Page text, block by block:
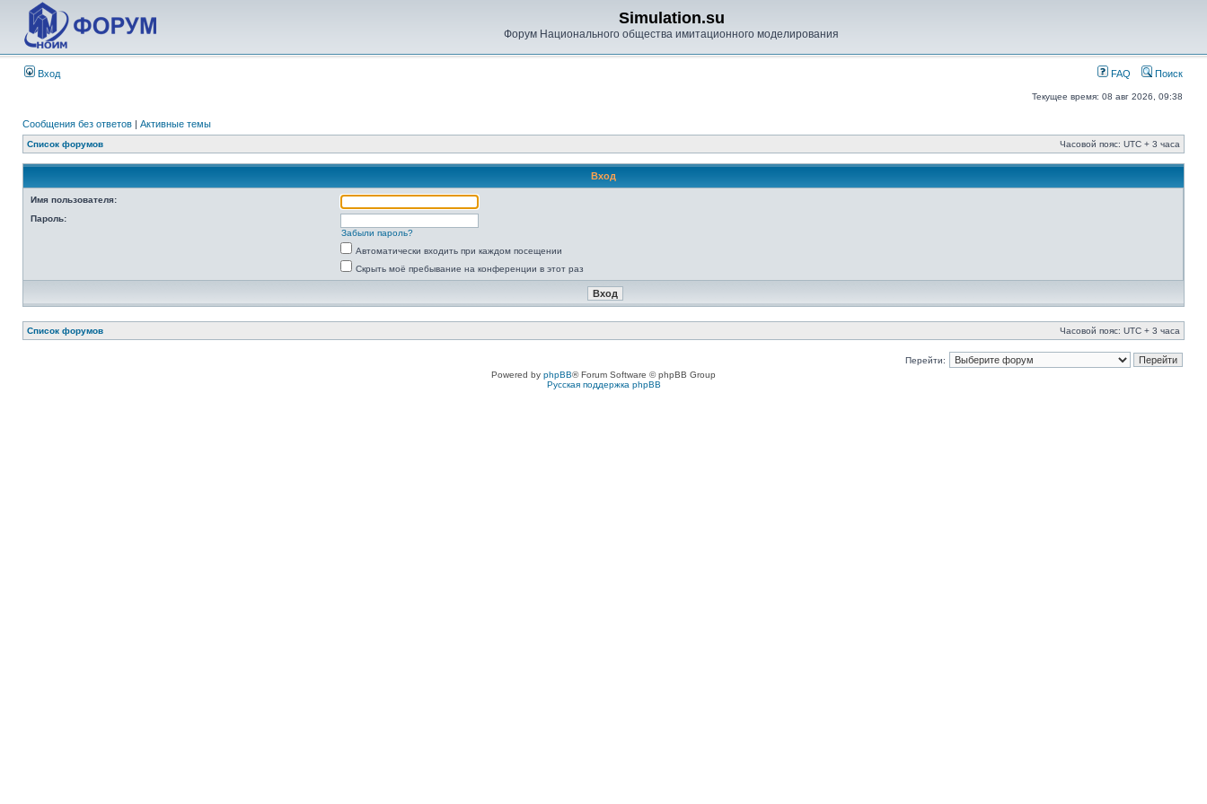
Simulation.su
Форум Национального общества имитационного моделирования
Вход FAQ Поиск
Текущее время: 08 авг 2026, 09:38
Сообщения без ответов | Активные темы
Список форумов Часовой пояс: UTC + 3 часа
Вход
Имя пользователя:
Пароль:
Забыли пароль?
Автоматически входить при каждом посещении
Скрыть моё пребывание на конференции в этот раз
Список форумов Часовой пояс: UTC + 3 часа
Перейти:
Powered by phpBB® Forum Software © phpBB Group
Русская поддержка phpBB